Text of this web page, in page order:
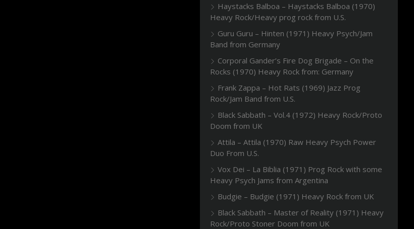
Haystacks Balboa – Haystacks Balboa (1970)
Heavy Rock/Heavy prog rock from U.S.
Guru Guru – Hinten (1971) Heavy Psych/Jam
Band from Germany
Corporal Gander’s Fire Dog Brigade – On the
Rocks (1970) Heavy Rock from: Germany
Frank Zappa – Hot Rats (1969) Jazz Prog
Rock/Jam Band from U.S.
Black Sabbath – Vol.4 (1972) Heavy Rock/Proto
Doom from UK
Attila – Attila (1970) Raw Heavy Psych Power
Duo From U.S.
Vox Dei – La Biblia (1971) Prog Rock with some
Heavy Psych Jams from Argentina
Budgie – Budgie (1971) Heavy Rock from UK
Black Sabbath – Master of Reality (1971) Heavy
Rock/Proto Stoner Doom from UK